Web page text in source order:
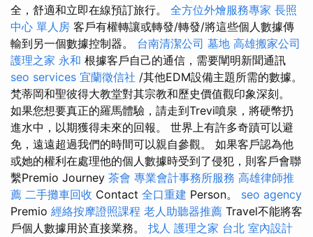
全，舒適和立即在線預訂旅行。 全方位外燴服務專家 長照
中心 單人房 客戶有權轉讓或轉發/轉發/將這些個人數據傳
輸到另一個數據控制器。 台南清潔公司 墓地 高雄搬家公司
護理之家 永和 根據客戶自己的通信，需要闡明新聞通訊
seo services 宜蘭徵信社 /其他EDM設備主題所需的數據。
梵蒂岡和聖彼得大教堂對其宗教和歷史價值觀印象深刻。
如果您想要真正的羅馬體驗，請走到Trevi噴泉，將硬幣扔
進水中，以期獲得未來的回報。 世界上有許多奇蹟可以避
免，遠遠超過我們的時間可以親自參觀。 如果客戶認為他
或她的權利在處理他的個人數據時受到了侵犯，則客戶會聯
繫Premio Journey 茶會 專業會計事務所服務 高雄律師推
薦 二手攤車回收 Contact 全口重建 Person。 seo agency
Premio 經絡按摩證照課程 老人助聽器推薦 Travel不能將客
戶個人數據用於直接業務。 找人 護理之家 台北 室內設計